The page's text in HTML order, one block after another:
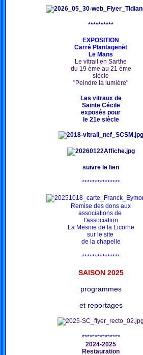
**********
EXPOSITION
Carré Plantagenêt
Le Mans
Le vitrail en Sarthe
du 19 ème au 21 ème
siècle
"Peindre la lumière"
Les vitraux de
Sainte Cécile
exposés pour
le 21e siècle
suivre le lien
***************
Remise des dons aux
associations de
l'association
La Mesnie de la Licorne
sur le site
de la chapelle
***************
SAISON 2025
programmes
et reportages
***************
2024-2025
Restauration